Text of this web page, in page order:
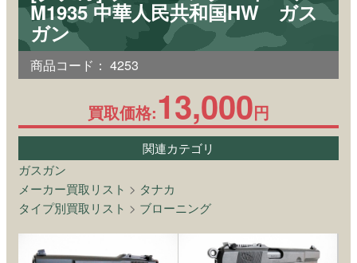
M1935 中華人民共和国HW ガス
ガン
商品コード： 4253
買取価格:13,000円
関連カテゴリ
ガスガン
メーカー買取リスト > タナカ
タイプ別買取リスト > ブローニング